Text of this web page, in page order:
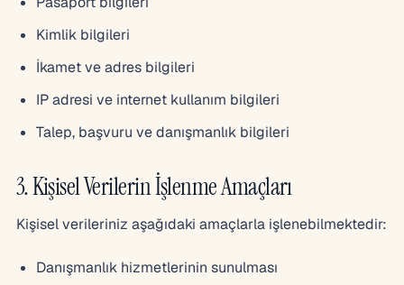
Kimlik bilgileri
İkamet ve adres bilgileri
IP adresi ve internet kullanım bilgileri
Talep, başvuru ve danışmanlık bilgileri
3. Kişisel Verilerin İşlenme Amaçları
Kişisel verileriniz aşağıdaki amaçlarla işlenebilmektedir:
Danışmanlık hizmetlerinin sunulması